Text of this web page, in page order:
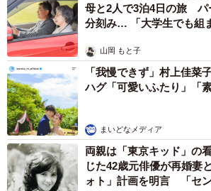
・機種が古かったから。（40代・男性
・初売りセールでお得に購入できたか
・新しいのが良いから。（50代・男性）
◇自分で解決（再起動・設定変更など）
・基本的に再起動すれば治ると思って
男性）
・バッテリーの問題でもあったので、
ている。（40代・女性）
・いろいろ調べて解決したから。（40
母と2人で3泊4日の旅 パ
分刻み… 「大学生でも組
山岡 もと子
「我慢できず」村上佳菜
ハグ「可愛いふたり」「
まいどなメディア
両親は「東京キッド」の
じた42歳元俳優が再婚妻
ォト」計画を明言 「セ